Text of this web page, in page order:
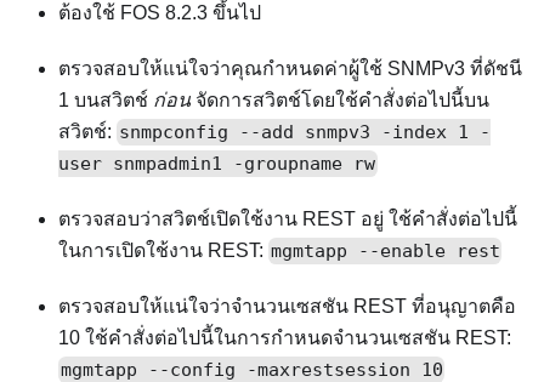
ต้องใช้ FOS 8.2.3 ขึ้นไป
ตรวจสอบให้แน่ใจว่าคุณกำหนดค่าผู้ใช้ SNMPv3 ที่ดัชนี
1 บนสวิตช์ ก่อน จัดการสวิตช์โดยใช้คำสั่งต่อไปนี้บน
สวิตช์: snmpconfig --add snmpv3 -index 1 -
user snmpadmin1 -groupname rw
ตรวจสอบว่าสวิตช์เปิดใช้งาน REST อยู่ ใช้คำสั่งต่อไปนี้
ในการเปิดใช้งาน REST: mgmtapp --enable rest
ตรวจสอบให้แน่ใจว่าจํานวนเซสชัน REST ที่อนุญาตคือ
10 ใช้คำสั่งต่อไปนี้ในการกำหนดจำนวนเซสชัน REST:
mgmtapp --config -maxrestsession 10